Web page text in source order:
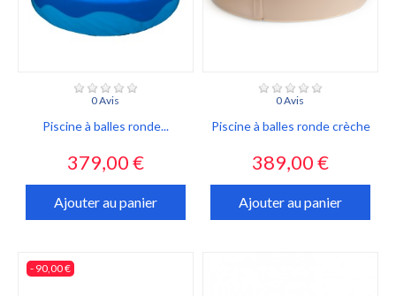
0 Avis
Piscine à balles ronde...
Prix
379,00 €
Ajouter au panier
0 Avis
Piscine à balles ronde crèche
Prix
389,00 €
Ajouter au panier
- 90,00 €